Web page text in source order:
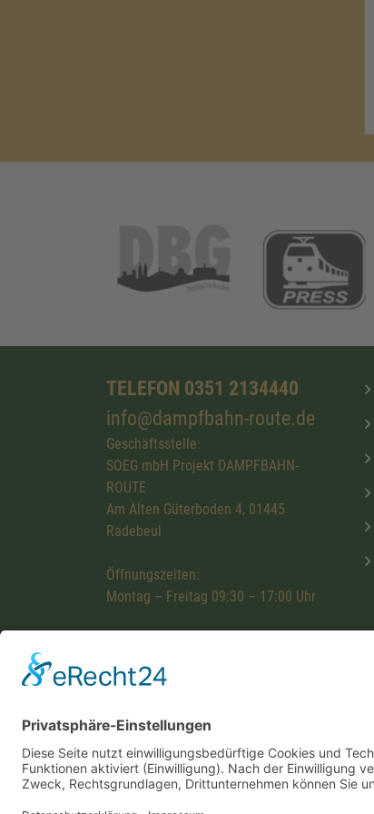
TELEFON 0351 2134440
info@dampfbahn-route.de
Geschäftsstelle:
SOEG mbH Projekt DAMPFBAHN-
ROUTE
Am Alten Güterboden 4, 01445
Radebeul
Öffnungszeiten:
Montag – Freitag 09:30 – 17:00 Uhr